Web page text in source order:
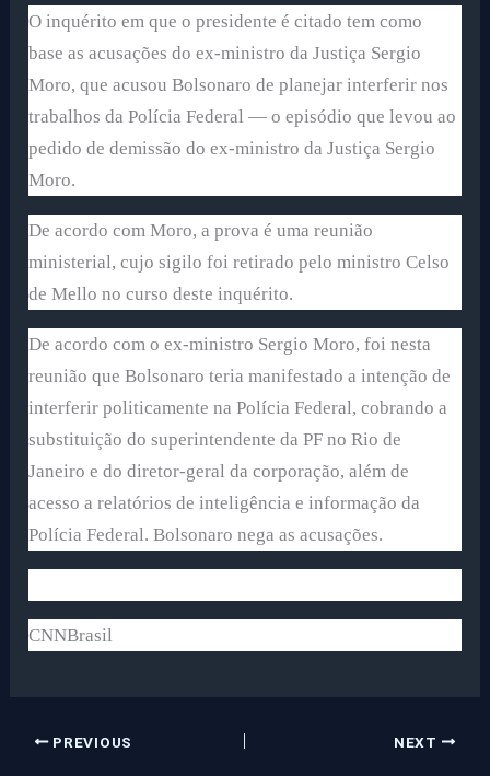
O inquérito em que o presidente é citado tem como
base as acusações do ex-ministro da Justiça Sergio
Moro, que acusou Bolsonaro de planejar interferir nos
trabalhos da Polícia Federal — o episódio que levou ao
pedido de demissão do ex-ministro da Justiça Sergio
Moro.
De acordo com Moro, a prova é uma reunião
ministerial, cujo sigilo foi retirado pelo ministro Celso
de Mello no curso deste inquérito.
De acordo com o ex-ministro Sergio Moro, foi nesta
reunião que Bolsonaro teria manifestado a intenção de
interferir politicamente na Polícia Federal, cobrando a
substituição do superintendente da PF no Rio de
Janeiro e do diretor-geral da corporação, além de
acesso a relatórios de inteligência e informação da
Polícia Federal. Bolsonaro nega as acusações.
CNNBrasil
PREVIOUS NEXT